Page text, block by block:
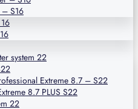
S16
system 22
Extreme 8.7 – S22
8.7 PLUS S22
22